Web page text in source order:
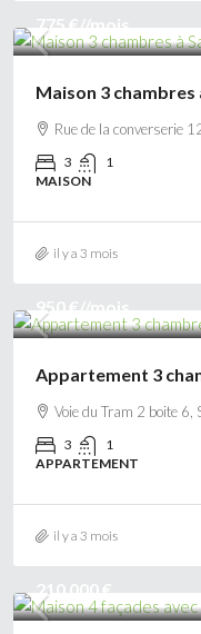
775 €//mois
Maison 3
Rue de la converserie
3
1
MAISON
il y a 3 mois
950 €//mois
Appartement 3
Voie du Tram 2 boite 6,
3
1
APPARTEMENT
il y a 3 mois
210 000 €